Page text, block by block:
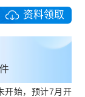
资料领取
开始，预计7月开